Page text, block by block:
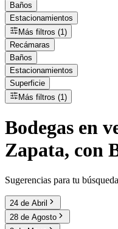
Baños
Estacionamientos
Más filtros (1)
Recámaras
Baños
Estacionamientos
Superficie
Más filtros (1)
Bodegas en
Zapata, con
Sugerencias para tu búsqueda
24 de Abril
28 de Agosto